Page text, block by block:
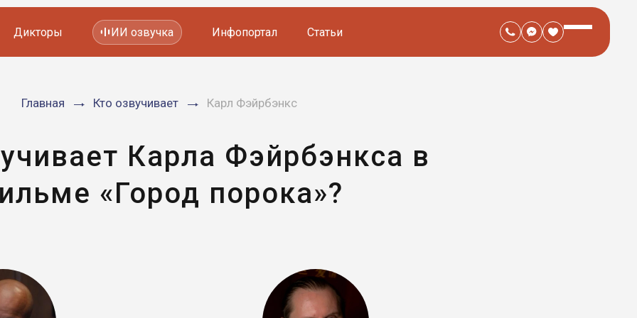
Мультфильмов
Дикторы ИИ озвучка Инфопортал Статьи
Главная Кто озвучивает Карл Фэйрбэнкс
Карла Фэйрбэнкса в
«Город порока»?